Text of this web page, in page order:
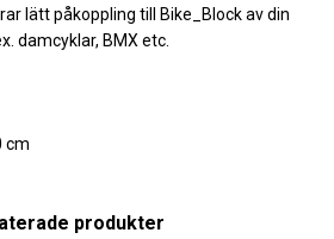
lätt påkoppling till Bike_Block av din
damcyklar, BMX etc.
cm
produkter